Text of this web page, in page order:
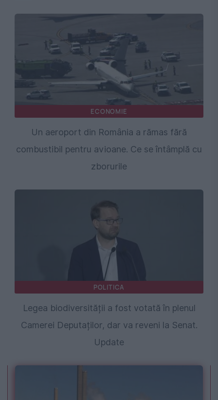
ECONOMIE
Un aeroport din România a rămas fără
combustibil pentru avioane. Ce se întâmplă cu
zborurile
POLITICA
Legea biodiversității a fost votată în plenul
Camerei Deputaților, dar va reveni la Senat.
Update